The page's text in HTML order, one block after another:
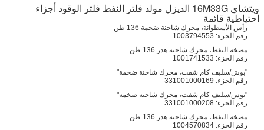
ويتشاي 16M33G الديزل مولد فلتر النفط فلتر الوقود أجزاء
احتياطية قائمة
رأس الأسطوانة، محرك شاحنة ضخمة 136 طن
رقم الجزء: 1003794553
مضخة النفط، محرك شاحنة هدر 136 طن
رقم الجزء: 1001741533
"بوش/سليف كام شفت، محرك شاحنة ضخمة"
رقم الجزء: 331001000169
"بوش/سليف كام شفت، محرك شاحنة ضخمة"
رقم الجزء: 331001000208
مضخة النفط، محرك شاحنة هدر 136 طن
رقم الجزء: 1004570834